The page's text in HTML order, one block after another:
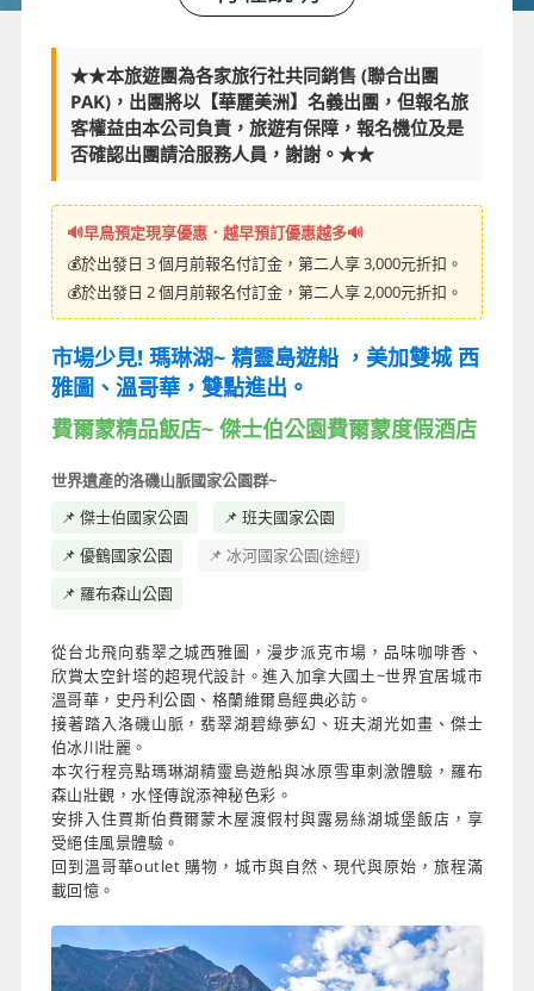
★★本旅遊團為各家旅行社共同銷售 (聯合出團
PAK)，出團將以【華麗美洲】名義出團，但報名旅
客權益由本公司負責，旅遊有保障，報名機位及是
否確認出團請洽服務人員，謝謝。★★
🔊早鳥預定現享優惠．越早預訂優惠越多🔊
💰於出發日 3 個月前報名付訂金，第二人享 3,000元折扣。
💰於出發日 2 個月前報名付訂金，第二人享 2,000元折扣。
市場少見! 瑪琳湖~ 精靈島遊船 ，美加雙城 西
雅圖、溫哥華，雙點進出。
費爾蒙精品飯店~ 傑士伯公園費爾蒙度假酒店
世界遺產的洛磯山脈國家公園群~
📌 傑士伯國家公園
📌 班夫國家公園
📌 優鶴國家公園
📌 冰河國家公園(途經)
📌 羅布森山公園
從台北⾶向翡翠之城⻄雅圖，漫步派克市場，品味咖啡香、
欣賞太空針塔的超現代設計。進入加拿⼤國⼟~世界宜居城市
溫哥華，史丹利公園、格蘭維爾島經典必訪。
接著踏入洛磯⼭脈，翡翠湖碧綠夢幻、班夫湖光如畫、傑⼠
伯冰川壯麗。
本次⾏程亮點瑪琳湖精靈島遊船與冰原雪⾞刺激體驗，羅布
森⼭壯觀，⽔怪傳說添神秘⾊彩。
安排入住賈斯伯費爾蒙⽊屋渡假村與露易絲湖城堡飯店，享
受絕佳風景體驗。
回到溫哥華outlet 購物，城市與⾃然、現代與原始，旅程滿
載回憶。